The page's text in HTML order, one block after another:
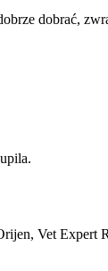
dobrać,
Vet Expert